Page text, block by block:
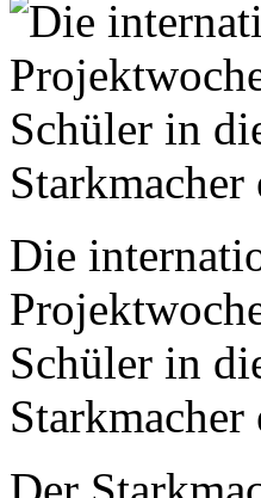
Die
Schüler in
Starkmacher